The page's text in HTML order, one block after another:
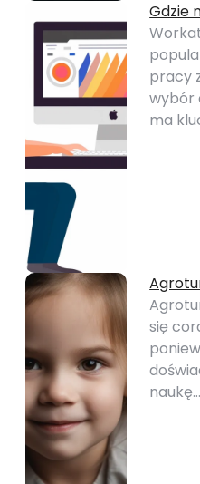
Gdzie
pracy
wybór
ma
się
naukę…